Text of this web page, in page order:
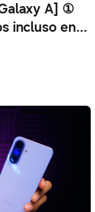
A] ①
incluso en